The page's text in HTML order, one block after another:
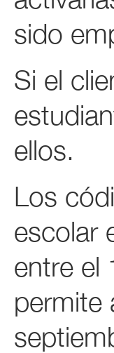
sido
Si el
ellos.
Los
escolar
entre el
permite